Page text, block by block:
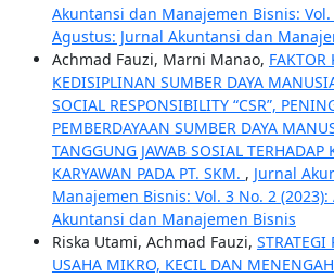
Akuntansi dan Manajemen Bisnis: Vol.
Agustus: Jurnal Akuntansi dan
Achmad Fauzi, Marni Manao, FAKTOR
KEDISIPLINAN SUMBER DAYA
SOCIAL RESPONSIBILITY “CSR”,
PEMBERDAYAAN SUMBER DAYA
TANGGUNG JAWAB SOSIAL TERHADAP
KARYAWAN PADA PT. SKM. , Jurnal
Manajemen Bisnis: Vol. 3 No. 2
Akuntansi dan Manajemen Bisnis
Riska Utami, Achmad Fauzi, STRATEGI
USAHA MIKRO, KECIL DAN